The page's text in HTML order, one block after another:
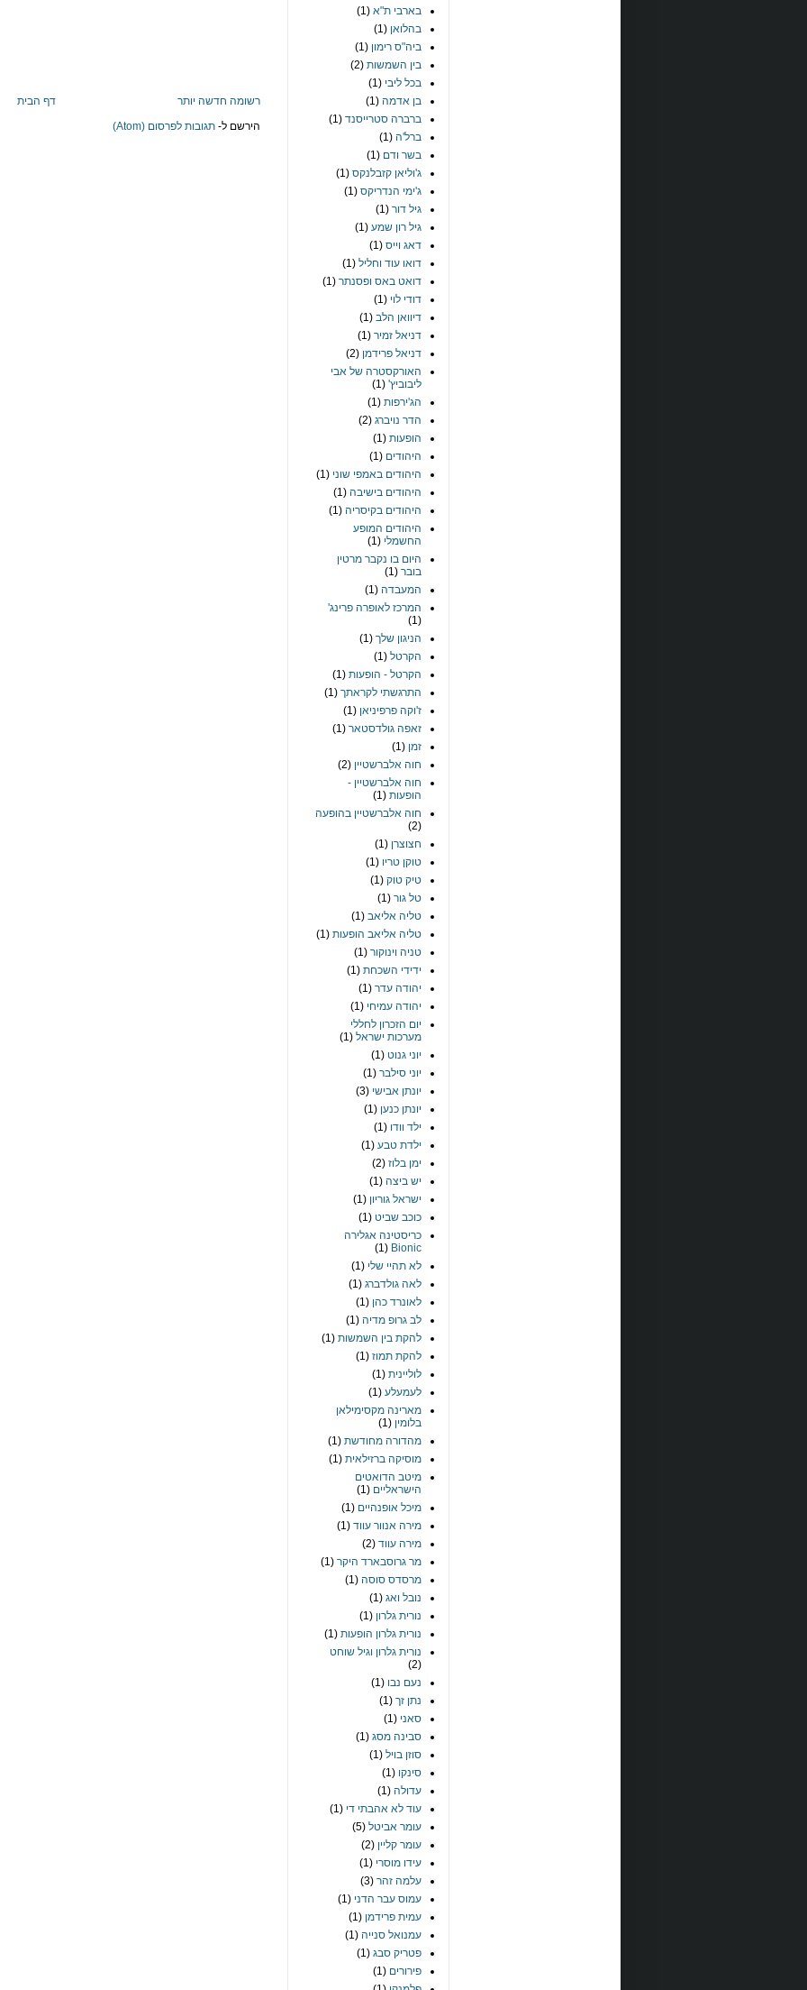
רשומה חדשה יותר
דף הבית
הירשם ל- תגובות לפרסום (Atom)
בארבי ת"א (1)
בהלואן (1)
ביה"ס רימון (1)
בין השמשות (2)
בכל ליבי (1)
בן אדמה (1)
ברברה סטרייסנד (1)
ברל'ה (1)
בשר ודם (1)
ג'וליאן קזבלנקס (1)
ג'ימי הנדריקס (1)
גיל דור (1)
גיל רון שמע (1)
דאג וייס (1)
דואו עוד וחליל (1)
דואט באס ופסנתר (1)
דודי לוי (1)
דיוואן הלב (1)
דניאל זמיר (1)
דניאל פרידמן (2)
האורקסטרה של אבי
ליבוביץ' (1)
הג'ירפות (1)
הדר נויברג (2)
הופעות (1)
היהודים (1)
היהודים באמפי שוני (1)
היהודים בישיבה (1)
היהודים בקיסריה (1)
היהודים המופע
החשמלי (1)
היום בו נקבר מרטין
בובר (1)
המעבדה (1)
המרכז לאופרה פרינג'
(1)
הניגון שלך (1)
הקרטל (1)
הקרטל - הופעות (1)
התרגשתי לקראתך (1)
ז'וקה פרפיניאן (1)
זאפה גולדסטאר (1)
זמן (1)
חוה אלברשטיין (2)
חוה אלברשטיין -
הופעות (1)
חוה אלברשטיין בהופעה
(2)
חצוצרן (1)
טוקן טריו (1)
טיק טוק (1)
טל גור (1)
טליה אליאב (1)
טליה אליאב הופעות (1)
טניה וינוקור (1)
ידידי השכחת (1)
יהודה עדר (1)
יהודה עמיחי (1)
יום הזכרון לחללי
מערכות ישראל (1)
יוני גנוט (1)
יוני סילבר (1)
יונתן אבישי (3)
יונתן כנען (1)
ילד וודו (1)
ילדת טבע (1)
ימן בלוז (2)
יש ביצה (1)
ישראל גוריון (1)
כוכב שביט (1)
כריסטינה אגלירה
Bionic
(1)
לא תהיי שלי (1)
לאה גולדברג (1)
לאונרד כהן (1)
לב גרופ מדיה (1)
להקת בין השמשות (1)
להקת תמוז (1)
לוליינית (1)
לעמעלע (1)
מארינה מקסימילאן
בלומין (1)
מהדורה מחודשת (1)
מוסיקה ברזילאית (1)
מיטב הדואטים
הישראליים (1)
מיכל אופנהיים (1)
מירה אנוור עווד (1)
מירה עווד (2)
מר גרוסבארד היקר (1)
מרסדס סוסה (1)
נובל ואג (1)
נורית גלרון (1)
נורית גלרון הופעות (1)
נורית גלרון וגיל שוחט
(2)
נעם נבו (1)
נתן זך (1)
סאני (1)
סבינה מסג (1)
סוזן בויל (1)
סינקו (1)
עדולה (1)
עוד לא אהבתי די (1)
עומר אביטל (5)
עומר קליין (2)
עידו מוסרי (1)
עלמה זהר (3)
עמוס עבר הדני (1)
עמית פרידמן (1)
עמנואל סנייה (1)
פטריק סבג (1)
פירורים (1)